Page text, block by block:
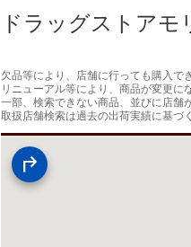
ドラッグストアモ
欠品等により、店舗に行っても購入で
リニューアル等により、商品が変更に
一部、検索できない商品、並びに店舗
取扱店舗検索は過去の出荷実績に基づ